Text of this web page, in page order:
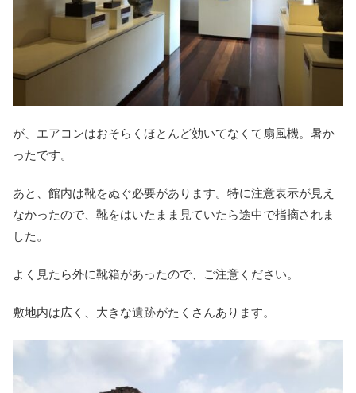
が、エアコンはおそらくほとんど効いてなくて扇風機。暑か
ったです。
あと、館内は靴をぬぐ必要があります。特に注意表示が見え
なかったので、靴をはいたまま見ていたら途中で指摘されま
した。
よく見たら外に靴箱があったので、ご注意ください。
敷地内は広く、大きな遺跡がたくさんあります。